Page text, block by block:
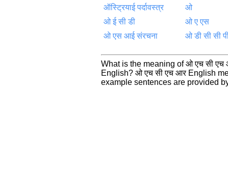
ऑस्‍ट्रियाई पर्दावस्त्र ओ
ओ ई सी डी
ओ ए एस
ओ एस आई संरचना
ओ डी सी सी
What is the meaning of ओ एच सी
English? ओ एच सी एच आर English
example sentences are provided